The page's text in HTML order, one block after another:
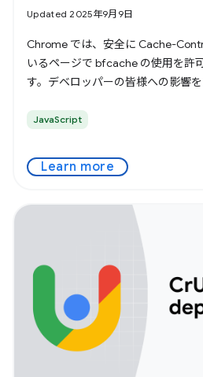
Updated 2025年9月9日
Chrome では、安全に Cache-
いるページで bfcache の使用を許
す。デベロッパーの皆様への影響を
JavaScript
Learn more